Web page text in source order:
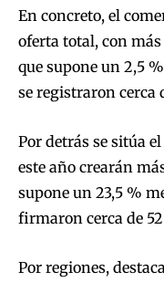
En concreto, el
oferta total, con
que supone un 2,5
se registraron cerca
Por detrás se sitúa
este año crearán
supone un 23,5 %
firmaron cerca de
Por regiones,